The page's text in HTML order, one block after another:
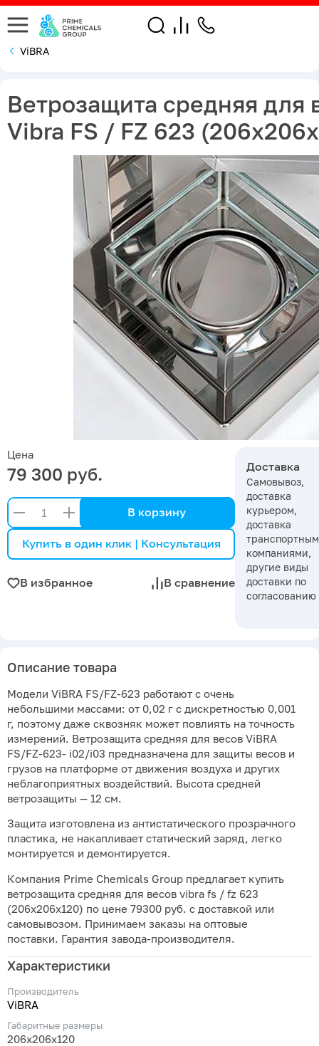
ViBRA
Ветрозащита средняя для
Vibra FS / FZ 623
Цена
79 300 руб.
В корзину
Купить в один клик | Консультация
В избранное В сравнение
Доставка
Самовывоз,
доставка
курьером,
доставка
компаниями,
другие виды
доставки по
согласованию
Описание товара
Модели ViBRA FS/FZ-623 работают с очень
небольшими массами: от 0,02 г с дискретностью 0,001
г, поэтому даже сквозняк может повлиять на точность
измерений. Ветрозащита средняя для весов ViBRA
FS/FZ-623- i02/i03 предназначена для защиты весов и
грузов на платформе от движения воздуха и других
неблагоприятных воздействий. Высота средней
ветрозащиты — 12 см.
Защита изготовлена из антистатического прозрачного
пластика, не накапливает статический заряд, легко
монтируется и демонтируется.
Компания Prime Chemicals Group предлагает купить
ветрозащита средняя для весов vibra fs / fz 623
(206х206х120) по цене 79300 руб. с доставкой или
самовывозом. Принимаем заказы на оптовые
поставки. Гарантия завода-производителя.
Характеристики
Производитель
ViBRA
Габаритные размеры
206х206х120